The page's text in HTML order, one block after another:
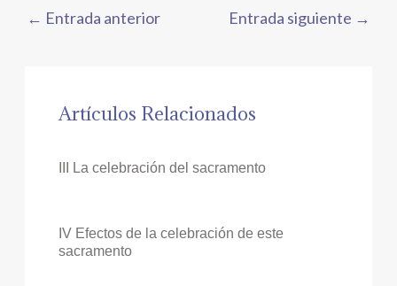
← Entrada anterior Entrada siguiente →
Artículos Relacionados
III La celebración del sacramento
IV Efectos de la celebración de este
sacramento